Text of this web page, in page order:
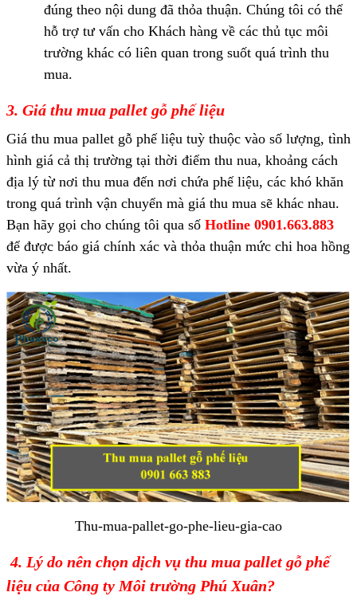
đúng theo nội dung đã thỏa thuận. Chúng tôi có thể
hỗ trợ tư vấn cho Khách hàng về các thủ tục môi
trường khác có liên quan trong suốt quá trình thu
mua.
3. Giá thu mua pallet gỗ phế liệu
Giá thu mua pallet gỗ phế liệu tuỳ thuộc vào số lượng, tình
hình giá cả thị trường tại thời điểm thu nua, khoảng cách
địa lý từ nơi thu mua đến nơi chứa phế liệu, các khó khăn
trong quá trình vận chuyển mà giá thu mua sẽ khác nhau.
Bạn hãy gọi cho chúng tôi qua số Hotline 0901.663.883
để được báo giá chính xác và thỏa thuận mức chi hoa hồng
vừa ý nhất.
Thu-mua-pallet-go-phe-lieu-gia-cao
4. Lý do nên chọn dịch vụ thu mua pallet gỗ phế
liệu của Công ty Môi trường Phú Xuân?